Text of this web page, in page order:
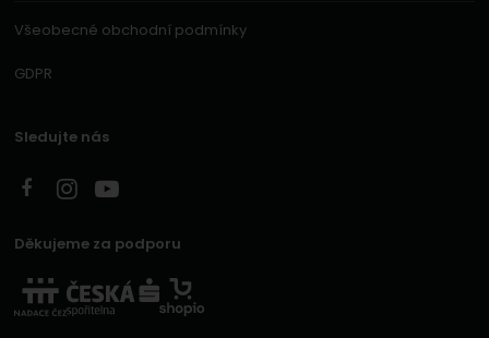
Všeobecné obchodní podmínky
GDPR
Sledujte nás
Děkujeme za podporu